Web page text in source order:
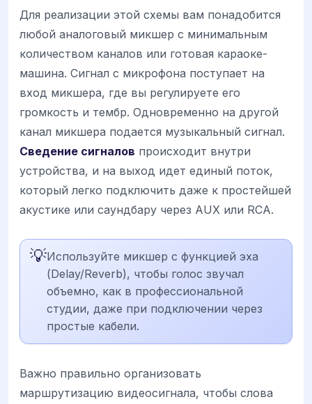
Для реализации этой схемы вам понадобится
любой аналоговый микшер с минимальным
количеством каналов или готовая караоке-
машина. Сигнал с микрофона поступает на
вход микшера, где вы регулируете его
громкость и тембр. Одновременно на другой
канал микшера подается музыкальный сигнал.
Сведение сигналов происходит внутри
устройства, и на выход идет единый поток,
который легко подключить даже к простейшей
акустике или саундбару через AUX или RCA.
💡Используйте микшер с функцией эха
(Delay/Reverb), чтобы голос звучал
объемно, как в профессиональной
студии, даже при подключении через
простые кабели.
Важно правильно организовать
маршрутизацию видеосигнала, чтобы слова